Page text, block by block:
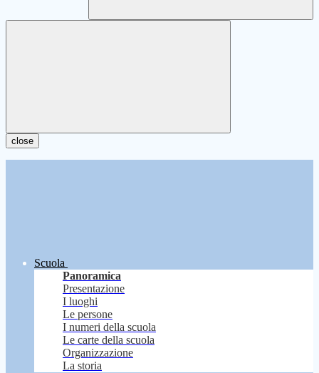
close
Scuola
Panoramica
Presentazione
I luoghi
Le persone
I numeri della scuola
Le carte della scuola
Organizzazione
La storia